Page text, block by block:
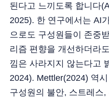
된다고 느끼도록 합니다
2025). 한 연구에서는 AI
으로도 구성원들이 존중
리즘 편향을 개선하더라
낌은 사라지지 않는다고
2024). Mettler(2024) 역
구성원의 불안, 스트레스